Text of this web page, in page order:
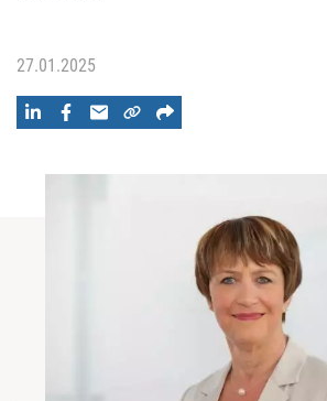
27.01.2025